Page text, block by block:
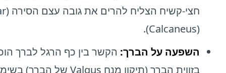
(Calcaneus).
השפעה על הברך: